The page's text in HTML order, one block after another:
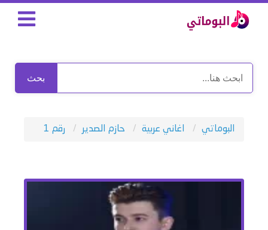
بحث
البوماتي اغاني عربية حازم الصدير رقم 1